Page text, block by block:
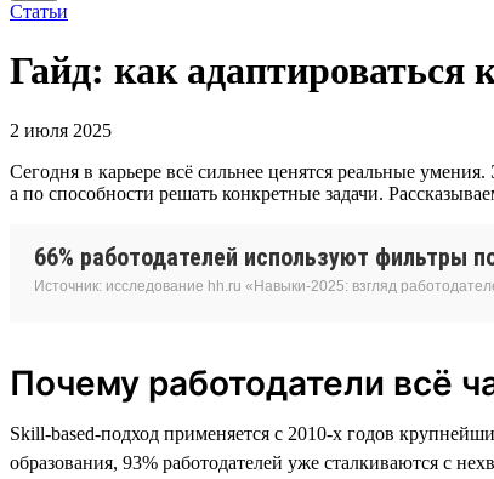
Статьи
Гайд: как
2 июля 2025
Сегодня в карьере всё сильнее ценятся реальные
а по способности решать конкретные задачи.
66% работодателей используют фильтры
Источник: исследование hh.ru «Навыки-2025: взгляд
Почему работодатели всё
Skill-based-подход применяется с 2010-х годов
образования, 93% работодателей уже сталкиваются с